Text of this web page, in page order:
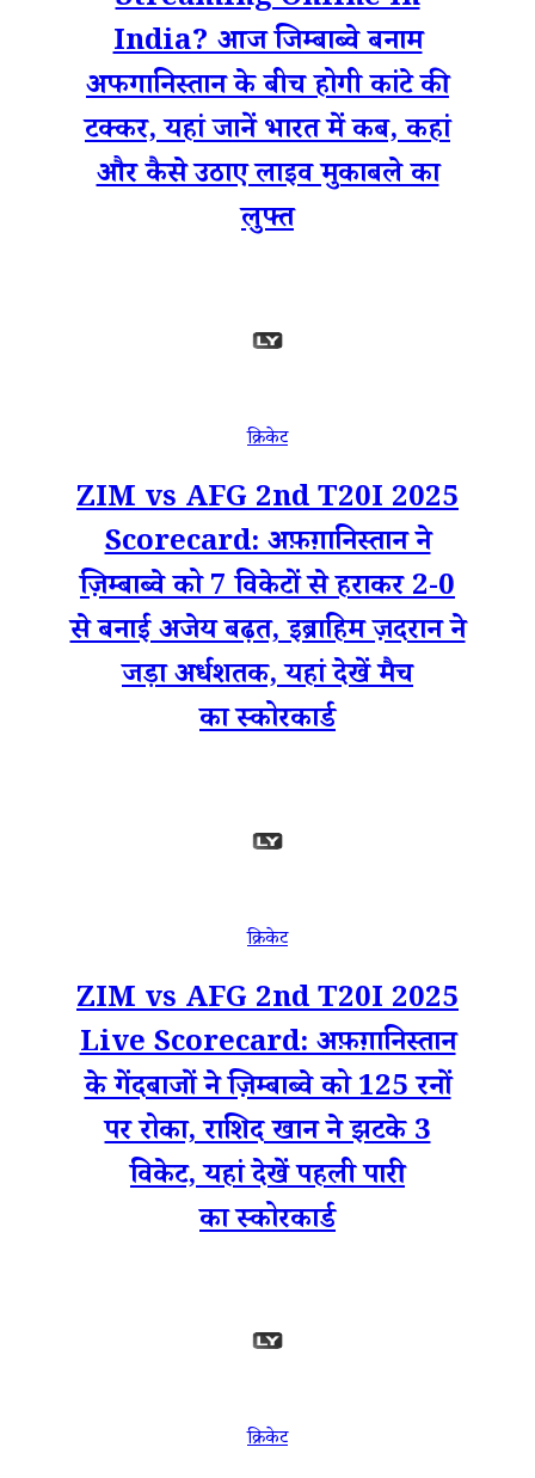
India? आज जिम्बाब्वे बनाम
अफगानिस्तान के बीच होगी कांटे की
टक्कर, यहां जानें भारत में कब, कहां
और कैसे उठाए लाइव मुकाबले का
लुफ्त
क्रिकेट
ZIM vs AFG 2nd T20I 2025
Scorecard: अफ़ग़ानिस्तान ने
ज़िम्बाब्वे को 7 विकेटों से हराकर 2-0
से बनाई अजेय बढ़त, इब्राहिम ज़दरान ने
जड़ा अर्धशतक, यहां देखें मैच
का स्कोरकार्ड
क्रिकेट
ZIM vs AFG 2nd T20I 2025
Live Scorecard: अफ़ग़ानिस्तान
के गेंदबाजों ने ज़िम्बाब्वे को 125 रनों
पर रोका, राशिद खान ने झटके 3
विकेट, यहां देखें पहली पारी
का स्कोरकार्ड
क्रिकेट